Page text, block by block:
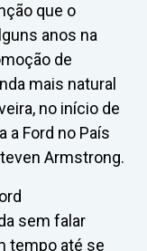
que o
anos na
de
mais natural
no início de
a Ford no País
Armstrong.
sem falar
tempo até se